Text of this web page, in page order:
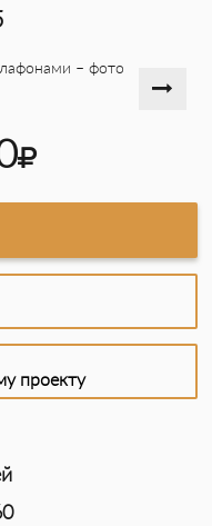
проекту